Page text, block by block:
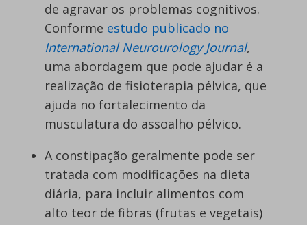
de agravar os problemas cognitivos.
Conforme estudo publicado no
International Neurourology Journal,
uma abordagem que pode ajudar é a
realização de fisioterapia pélvica, que
ajuda no fortalecimento da
musculatura do assoalho pélvico.
A constipação geralmente pode ser
tratada com modificações na dieta
diária, para incluir alimentos com
alto teor de fibras (frutas e vegetais)